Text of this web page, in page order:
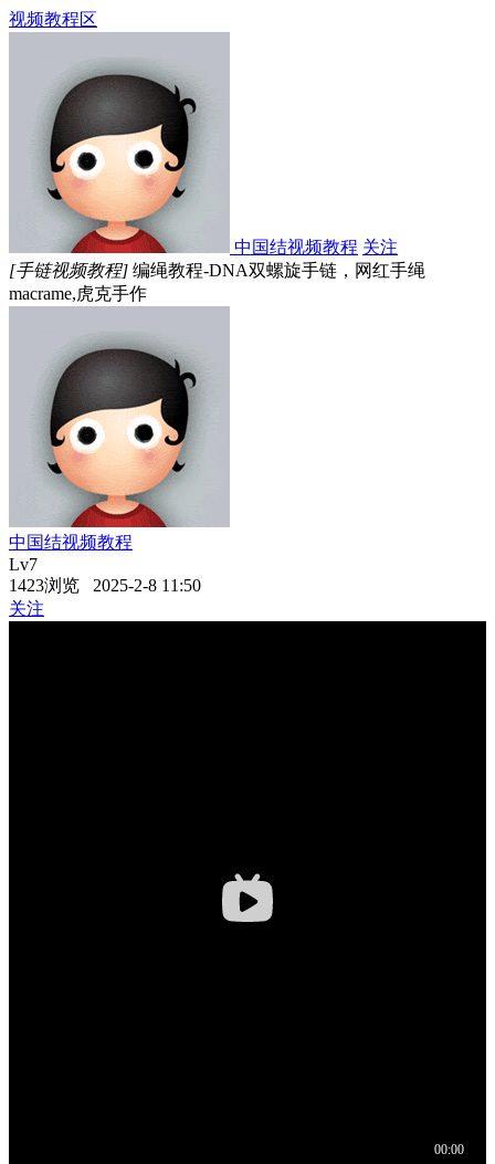
视频教程区
中国结视频教程 关注
[手链视频教程] 编绳教程-DNA双螺旋手链，网红手绳
macrame,虎克手作
中国结视频教程
Lv7
1423浏览 2025-2-8 11:50
关注